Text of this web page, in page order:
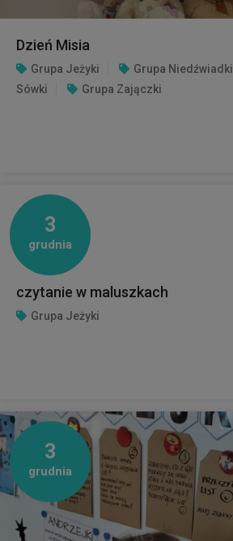
Dzień Misia
Grupa Jeżyki Grupa Niedźwiadki
Sówki
Grupa Zajączki
3
grudnia
czytanie w maluszkach
Grupa Jeżyki
3
grudnia